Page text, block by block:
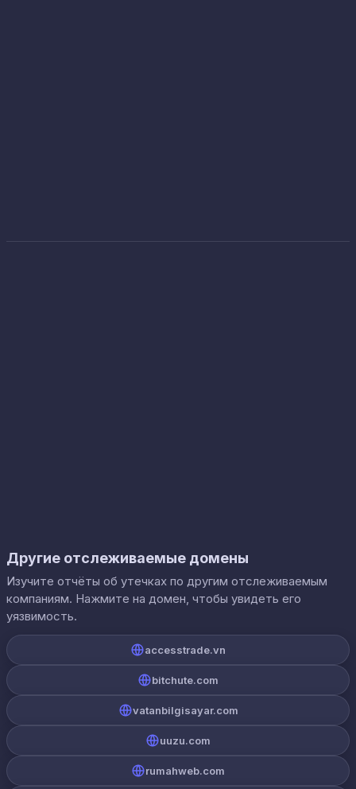
Другие отслеживаемые домены
Изучите отчёты об утечках по другим отслеживаемым
компаниям. Нажмите на домен, чтобы увидеть его
уязвимость.
accesstrade.vn
bitchute.com
vatanbilgisayar.com
uuzu.com
rumahweb.com